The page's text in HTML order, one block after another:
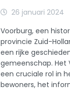
26 januari 2024
Voorburg, een
provincie Zuid-
een rijke
gemeenschap. Het
een cruciale rol in
bewoners, het